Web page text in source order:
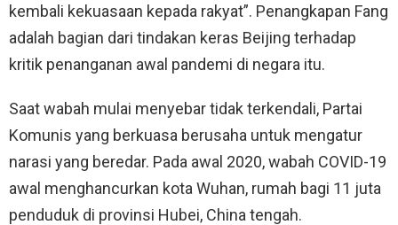
kembali kekuasaan kepada rakyat”. Penangkapan Fang
adalah bagian dari tindakan keras Beijing terhadap
kritik penanganan awal pandemi di negara itu.
Saat wabah mulai menyebar tidak terkendali, Partai
Komunis yang berkuasa berusaha untuk mengatur
narasi yang beredar. Pada awal 2020, wabah COVID-19
awal menghancurkan kota Wuhan, rumah bagi 11 juta
penduduk di provinsi Hubei, China tengah.